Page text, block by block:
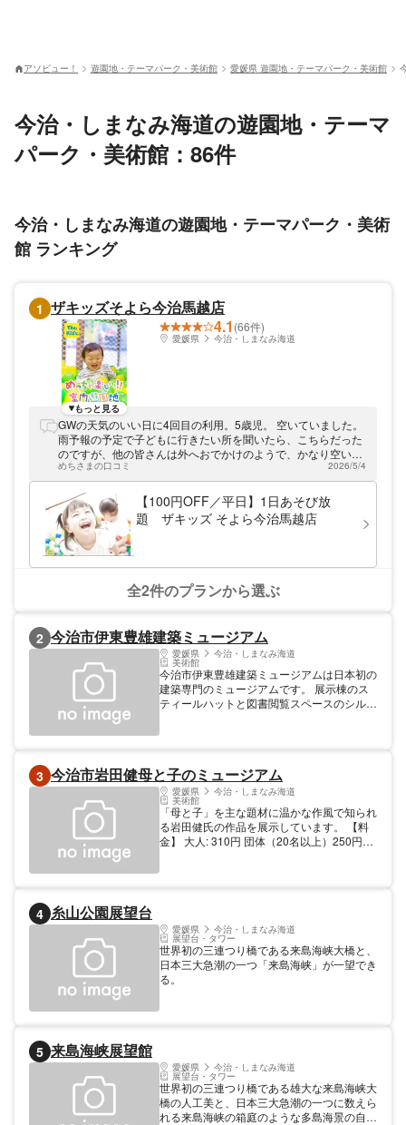
アソビュー！ 遊園地・テーマパーク・美術館 愛媛県 遊園地・テーマパーク・美術館
今治・しまなみ海道の遊園地・テーマ
パーク・美術館：86件
今治・しまなみ海道の遊園地・テーマパーク・美術
館 ランキング
1 ザキッズそよら今治馬越店
4.1 (66件)
愛媛県 今治・しまなみ海道
もっと見る
GWの天気のいい日に4回目の利用。5歳児。 空いていました。
雨予報の予定で子どもに行きたい所を聞いたら、こちらだった
のですが、他の皆さんは外へおでかけのようで、かなり空いて
いてゆったり遊べて快適でした。
めちさまの口コミ 2026/5/4
【100円OFF／平日】1日あそび放
題 ザキッズ そよら今治馬越店
全2件のプランから選ぶ
2 今治市伊東豊雄建築ミュージアム
愛媛県 今治・しまなみ海道
美術館
今治市伊東豊雄建築ミュージアムは日本初の
建築専門のミュージアムです。 展示棟のス
ティールハットと図書閲覧スペースのシルバ
では伊東氏が大三島を中心に行う?人々が集
える小さな場所づくり″のプロセスを展示し
ています。 【料金】 大人: 840円 団体（20
名以上）、65歳以上は2割引 障がい者とその
介助者1名無料 大学生: 420円 高校生以下又
は18歳未満は無料
3 今治市岩田健母と子のミュージアム
愛媛県 今治・しまなみ海道
美術館
「母と子」を主な題材に温かな作風で知られ
る岩田健氏の作品を展示しています。 【料
金】 大人: 310円 団体（20名以上）250円
4 糸山公園展望台
愛媛県 今治・しまなみ海道
展望台・タワー
世界初の三連つり橋である来島海峡大橋と、
日本三大急潮の一つ「来島海峡」が一望でき
る。
5 来島海峡展望館
愛媛県 今治・しまなみ海道
展望台・タワー
世界初の三連つり橋である雄大な来島海峡大
橋の人工美と、日本三大急潮の一つに数えら
れる来島海峡の箱庭のような多島海景の自然